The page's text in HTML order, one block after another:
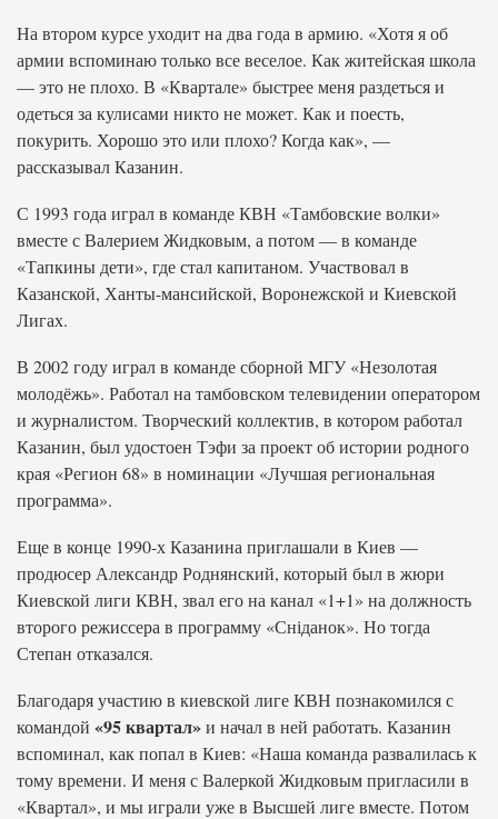
На втором курсе уходит на два года в армию. «Хотя я об
армии вспоминаю только все веселое. Как житейская школа
— это не плохо. В «Квартале» быстрее меня раздеться и
одеться за кулисами никто не может. Как и поесть,
покурить. Хорошо это или плохо? Когда как», —
рассказывал Казанин.
С 1993 года играл в команде КВН «Тамбовские волки»
вместе с Валерием Жидковым, а потом — в команде
«Тапкины дети», где стал капитаном. Участвовал в
Казанской, Ханты-мансийской, Воронежской и Киевской
Лигах.
В 2002 году играл в команде сборной МГУ «Незолотая
молодёжь». Работал на тамбовском телевидении оператором
и журналистом. Творческий коллектив, в котором работал
Казанин, был удостоен Тэфи за проект об истории родного
края «Регион 68» в номинации «Лучшая региональная
программа».
Еще в конце 1990-х Казанина приглашали в Киев —
продюсер Александр Роднянский, который был в жюри
Киевской лиги КВН, звал его на канал «1+1» на должность
второго режиссера в программу «Сніданок». Но тогда
Степан отказался.
Благодаря участию в киевской лиге КВН познакомился с
командой «95 квартал»и начал в ней работать. Казанин
вспоминал, как попал в Киев: «Наша команда развалилась к
тому времени. И меня с Валеркой Жидковым пригласили в
«Квартал», и мы играли уже в Высшей лиге вместе. Потом